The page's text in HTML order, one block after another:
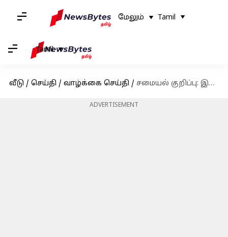
மேலும் Tamil
Tamil
வீடு / செய்தி / வாழ்க்கை செய்தி / சமையல் குறிப்பு: இந்த தீபாவளிக்கு வீட்டிலேயே அதிரசம் செய்து பாருங்கள்
ADVERTISEMENT